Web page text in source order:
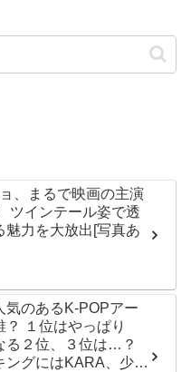
、まるで映画の主演
ツインテール姿で透
魅力を大放出[写真あ
気のあるK-POPアー
？ １位はやっぱり
る２位、３位は…？
ングにはKARA、少女